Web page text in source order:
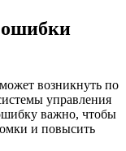
возникнуть по
управления
важно, чтобы
и повысить